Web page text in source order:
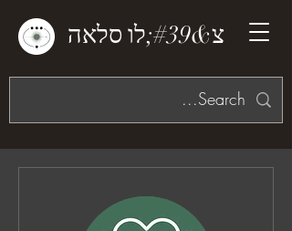
צ&#39;לו סלאה